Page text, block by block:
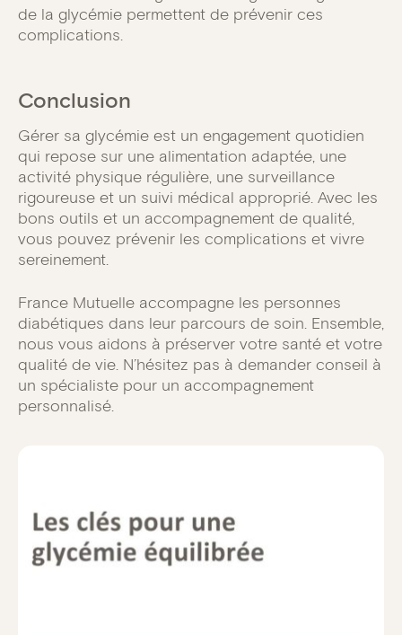
de la glycémie permettent de prévenir ces
complications.
Conclusion
Gérer sa glycémie est un engagement quotidien
qui repose sur une alimentation adaptée, une
activité physique régulière, une surveillance
rigoureuse et un suivi médical approprié. Avec les
bons outils et un accompagnement de qualité,
vous pouvez prévenir les complications et vivre
sereinement.
France Mutuelle accompagne les personnes
diabétiques dans leur parcours de soin. Ensemble,
nous vous aidons à préserver votre santé et votre
qualité de vie. N’hésitez pas à demander conseil à
un spécialiste pour un accompagnement
personnalisé.